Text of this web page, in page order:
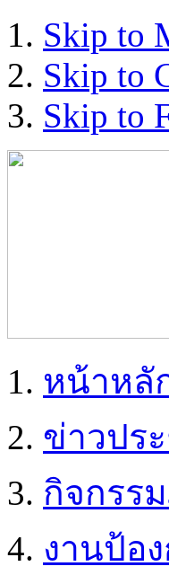
Skip to
Skip to
Skip to
หน้าหลั
ข่าวปร
กิจกรร
งานป้อ